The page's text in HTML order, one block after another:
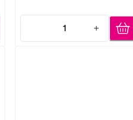
1
Quantity: 1